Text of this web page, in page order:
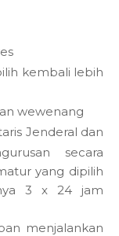
kembali lebih
wewenang
Jenderal dan
secara
yang dipilih
3 x 24 jam
menjalankan